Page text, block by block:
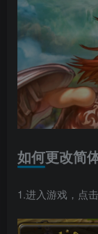
如何更改简
1.进入游戏，点